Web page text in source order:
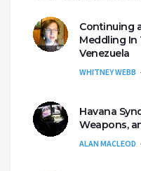
Continuing
Meddling In
Venezuela
WHITNEY WEBB
Havana
Weapons,
ALAN MACLEOD